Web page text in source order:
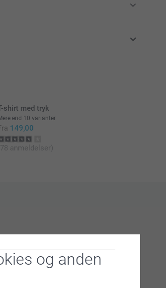
og anden
forsendelsesomkostninger
shirt med tryk
end 10 varianter
149,00
anmeldelser)